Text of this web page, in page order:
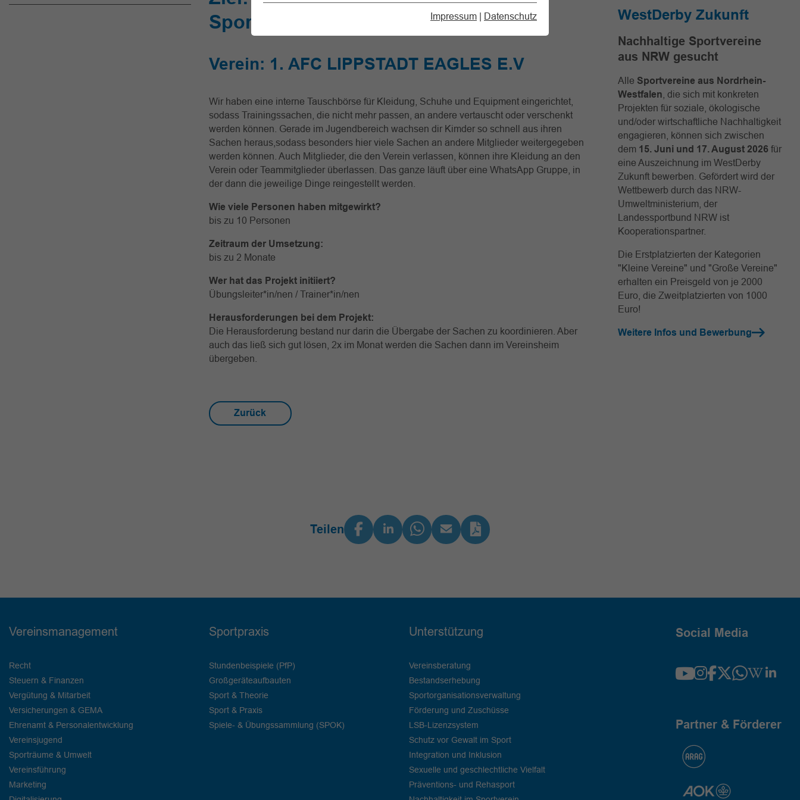
Impressum | Datenschutz
Sportbekleidung
Verein: 1. AFC LIPPSTADT EAGLES E.V
Wir haben eine interne Tauschbörse für Kleidung, Schuhe und Equipment eingerichtet,
sodass Trainingssachen, die nicht mehr passen, an andere vertauscht oder verschenkt
werden können. Gerade im Jugendbereich wachsen dir Kimder so schnell aus ihren
Sachen heraus,sodass besonders hier viele Sachen an andere Mitglieder weitergegeben
werden können. Auch Mitglieder, die den Verein verlassen, können ihre Kleidung an den
Verein oder Teammitglieder überlassen. Das ganze läuft über eine WhatsApp Gruppe, in
der dann die jeweilige Dinge reingestellt werden.
Wie viele Personen haben mitgewirkt?
bis zu 10 Personen
Zeitraum der Umsetzung:
bis zu 2 Monate
Wer hat das Projekt initiiert?
Übungsleiter*in/nen / Trainer*in/nen
Herausforderungen bei dem Projekt:
Die Herausforderung bestand nur darin die Übergabe der Sachen zu koordinieren. Aber
auch das ließ sich gut lösen, 2x im Monat werden die Sachen dann im Vereinsheim
übergeben.
Zurück
WestDerby Zukunft
Nachhaltige Sportvereine
aus NRW gesucht
Alle Sportvereine aus Nordrhein-
Westfalen , die sich mit konkreten
Projekten für soziale, ökologische
und/oder wirtschaftliche Nachhaltigkeit
engagieren, können sich zwischen
dem 15. Juni und 17. August 2026 für
eine Auszeichnung im WestDerby
Zukunft bewerben. Gefördert wird der
Wettbewerb durch das NRW-
Umweltministerium, der
Landessportbund NRW ist
Kooperationspartner.
Die Erstplatzierten der Kategorien
"Kleine Vereine" und "Große Vereine"
erhalten ein Preisgeld von je 2000
Euro, die Zweitplatzierten von 1000
Euro!
Weitere Infos und Bewerbung
Teilen
Vereinsmanagement
Recht
Steuern & Finanzen
Vergütung & Mitarbeit
Versicherungen & GEMA
Ehrenamt & Personalentwicklung
Vereinsjugend
Sporträume & Umwelt
Vereinsführung
Marketing
Sportpraxis
Stundenbeispiele (PfP)
Großgeräteaufbauten
Sport & Theorie
Sport & Praxis
Spiele- & Übungssammlung (SPOK)
Unterstützung
Vereinsberatung
Bestandserhebung
Sportorganisationsverwaltung
Förderung und Zuschüsse
LSB-Lizenzsystem
Schutz vor Gewalt im Sport
Integration und Inklusion
Sexuelle und geschlechtliche Vielfalt
Präventions- und Rehasport
Social Media
Partner & Förderer